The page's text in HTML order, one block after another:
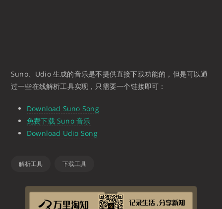
Suno、Udio 生成的音乐是不提供直接下载功能的，但是可以通
过一些在线解析工具实现，只需要一个链接即可：
Download Suno Song
免费下载 Suno 音乐
Download Udio Song
解析工具 下载工具